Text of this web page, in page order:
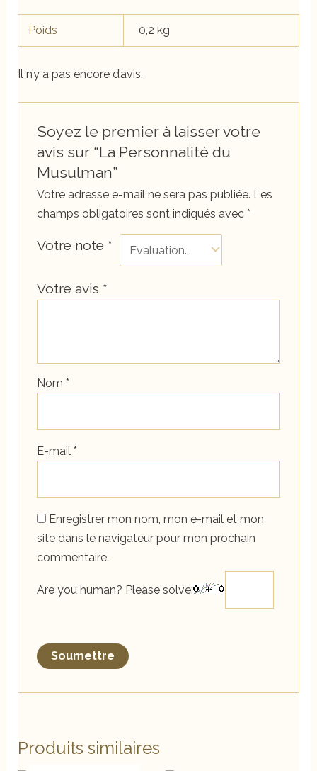
Poids 0,2 kg
Il n’y a pas encore d’avis.
Soyez le premier à laisser votre
avis sur “La Personnalité du
Musulman”
Votre adresse e-mail ne sera pas publiée. Les
champs obligatoires sont indiqués avec*
Votre note *
Votre avis *
Nom*
E-mail*
Enregistrer mon nom, mon e-mail et mon
site dans le navigateur pour mon prochain
commentaire.
Are you human? Please solve:
Produits similaires